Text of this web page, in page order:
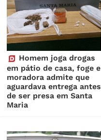
Homem joga drogas
em pátio de casa, foge e
moradora admite que
aguardava entrega antes
de ser presa em Santa
Maria